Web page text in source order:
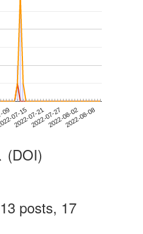
07-15
2022-07-212022-07-272022-08-022022-08-08
(DOI)
posts, 17